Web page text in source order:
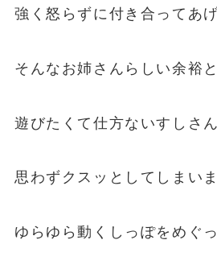
強く怒らずに付き合ってあ
そんなお姉さんらしい余裕と
遊びたくて仕方ないすしさ
思わずクスッとしてしまいま
ゆらゆら動くしっぽをめぐ